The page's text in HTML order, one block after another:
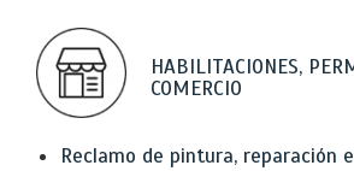
HABILITACIONES,
COMERCIO
Reclamo de pintura, reparación